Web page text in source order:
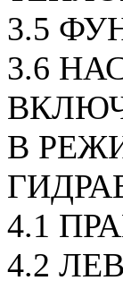
3.5
3.6
В
4.1
4.2